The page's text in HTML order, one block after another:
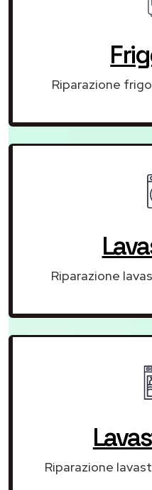
Riparazione
Riparazione
Riparazione